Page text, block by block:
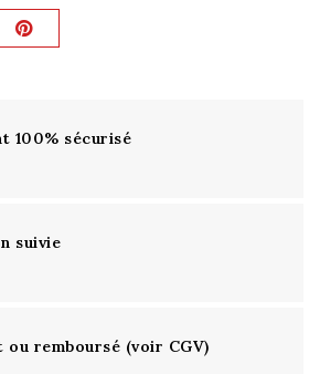
100% sécurisé
suivie
ou remboursé (voir CGV)